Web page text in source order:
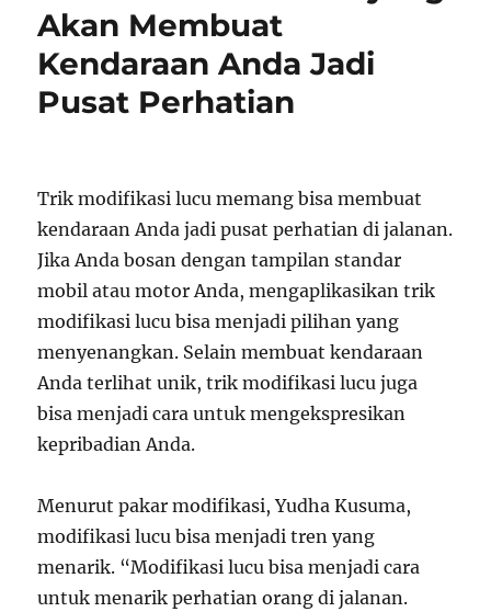
Akan Membuat
Kendaraan Anda Jadi
Pusat Perhatian
Trik modifikasi lucu memang bisa membuat
kendaraan Anda jadi pusat perhatian di jalanan.
Jika Anda bosan dengan tampilan standar
mobil atau motor Anda, mengaplikasikan trik
modifikasi lucu bisa menjadi pilihan yang
menyenangkan. Selain membuat kendaraan
Anda terlihat unik, trik modifikasi lucu juga
bisa menjadi cara untuk mengekspresikan
kepribadian Anda.
Menurut pakar modifikasi, Yudha Kusuma,
modifikasi lucu bisa menjadi tren yang
menarik. “Modifikasi lucu bisa menjadi cara
untuk menarik perhatian orang di jalanan.